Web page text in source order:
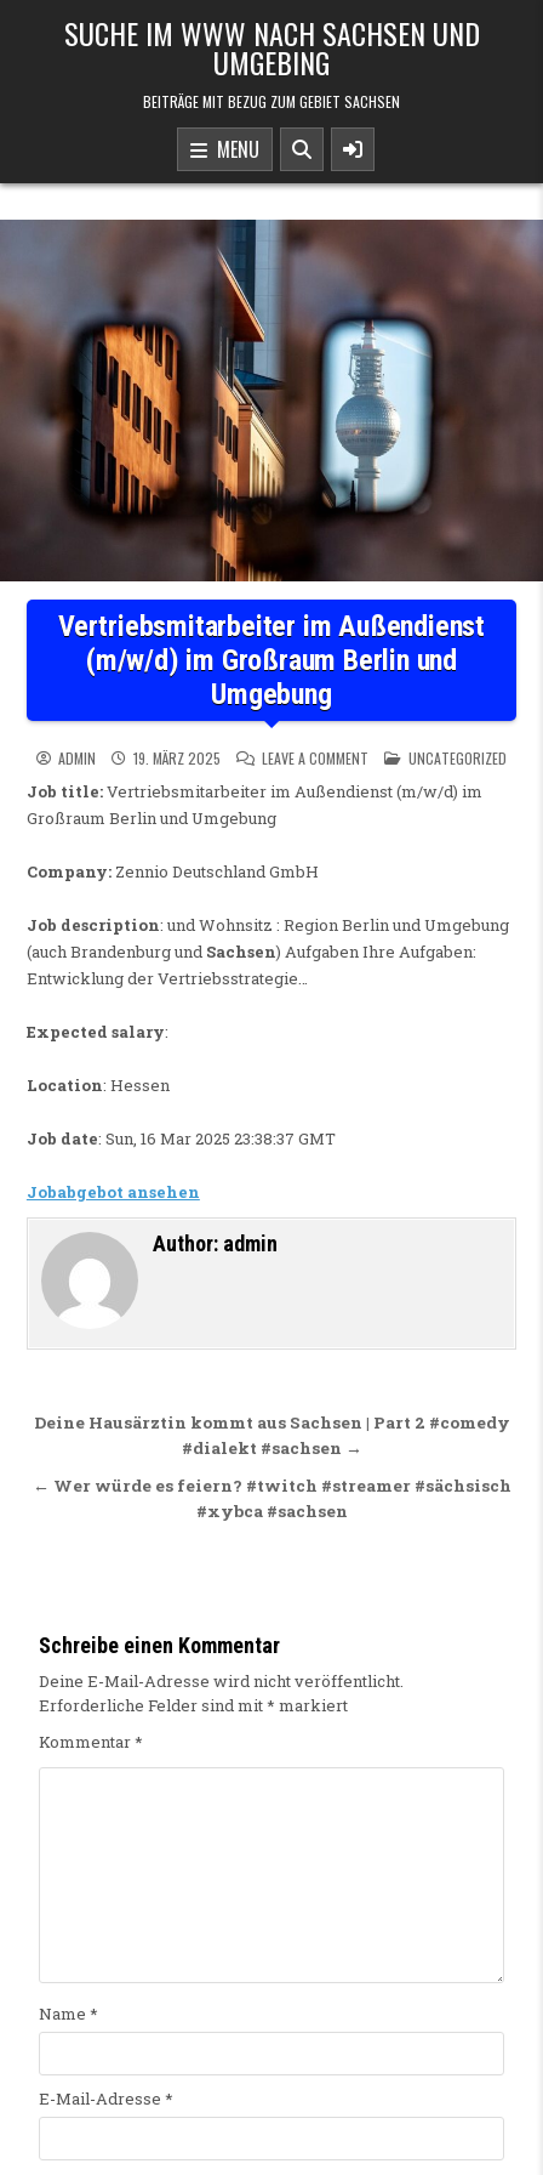
SUCHE IM WWW NACH SACHSEN UND
UMGEBING
BEITRÄGE MIT BEZUG ZUM GEBIET SACHSEN
MENU
Vertriebsmitarbeiter im Außendienst
(m/w/d) im Großraum Berlin und
Umgebung
ADMIN 19. MÄRZ 2025 LEAVE A COMMENT ON POSTED IN
UNCATEGORIZED
Job title:Vertriebsmitarbeiter im Außendienst (m/w/d) im
Großraum Berlin und Umgebung
Company:Zennio Deutschland GmbH
Job description: und Wohnsitz : Region Berlin und Umgebung
(auch Brandenburg und Sachsen) Aufgaben Ihre Aufgaben:
Entwicklung der Vertriebsstrategie…
Expected salary:
Location: Hessen
Job date: Sun, 16 Mar 2025 23:38:37 GMT
Jobabgebot ansehen
Author: admin
Beitragsnavigation
Deine Hausärztin kommt aus Sachsen | Part 2 #comedy
#dialekt #sachsen →
← Wer würde es feiern? #twitch #streamer #sächsisch
#xybca #sachsen
Schreibe einen Kommentar
Deine E-Mail-Adresse wird nicht veröffentlicht.
Erforderliche Felder sind mit* markiert
Kommentar*
Name *
E-Mail-Adresse *